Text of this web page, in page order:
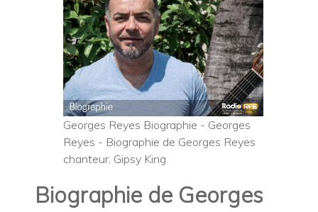
Georges Reyes Biographie - Georges
Reyes - Biographie de Georges Reyes
chanteur, Gipsy King
Biographie de Georges